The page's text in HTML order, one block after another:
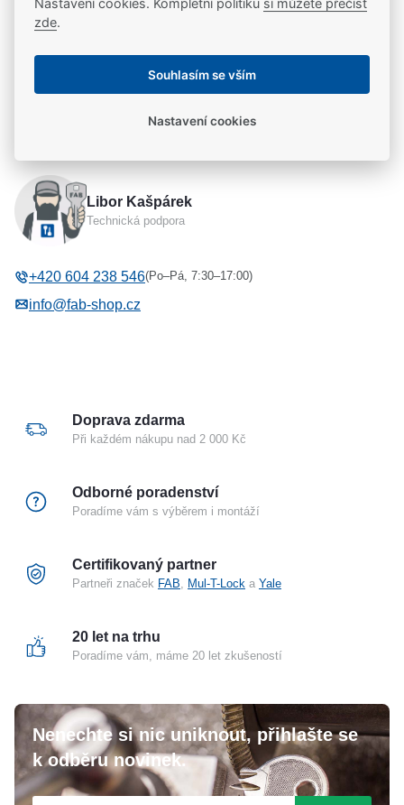
Popis
- Železná konstrukce - Tvrzený třmen zabraňující
(otevření a zavření) pro optimální výkon
Výrobce
Typ zámku
Materiál těla
Barva / Povrchová úprava
Stříbrná
Šířka těla
Libor Kašpárek
Technická podpora
+420 604 238 546(Po–Pá, 7:30–17:00)
info@fab-shop.cz
Doprava zdarma
Při každém nákupu nad 2 000 Kč
Odborné poradenství
Poradíme vám s výběrem i montáží
Certifikovaný partner
Partneři značek FAB Mul-T-Lock a Yale
20 let na trhu
Poradíme vám, máme 20 let zkušeností
Nenechte si nic uniknout, přihlašte se
k odběru novinek.
Nastavení cookies. Kompletní politiku si můžete přečíst
zde.
Souhlasím se vším
Nastavení cookies